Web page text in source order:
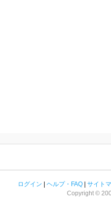
ログイン ヘルプ・FAQ
サイト
Copyright ©